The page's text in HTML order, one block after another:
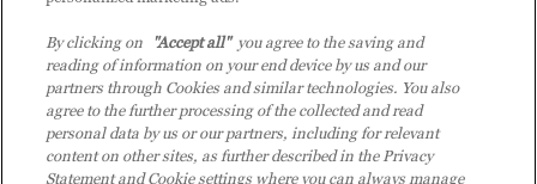
By clicking on "Accept all"you agree to the saving and
reading of information on your end device by us and our
partners through Cookies and similar technologies. You also
agree to the further processing of the collected and read
personal data by us or our partners, including for relevant
content on other sites, as further described in the Privacy
Statement and Cookie settings where you can always manage